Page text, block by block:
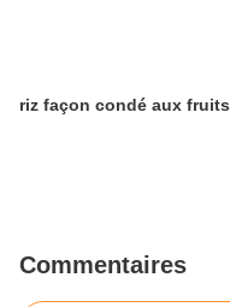
riz façon condé aux fruits
Commentaires